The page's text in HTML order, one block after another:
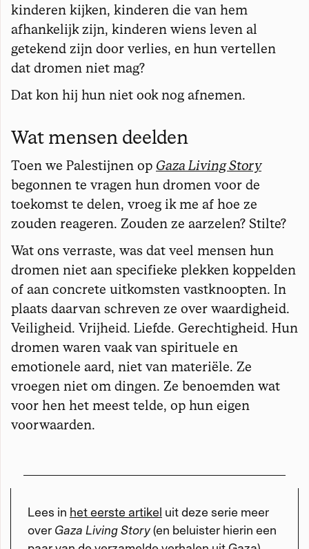
kinderen kijken, kinderen die van hem
afhankelijk zijn, kinderen wiens leven al
getekend zijn door verlies, en hun vertellen
dat dromen niet mag?
Dat kon hij hun niet ook nog afnemen.
Wat mensen deelden
Toen we Palestijnen op Gaza Living Story
begonnen te vragen hun dromen voor de
toekomst te delen, vroeg ik me af hoe ze
zouden reageren. Zouden ze aarzelen? Stilte?
Wat ons verraste, was dat veel mensen hun
dromen niet aan specifieke plekken koppelden
of aan concrete uitkomsten vastknoopten. In
plaats daarvan schreven ze over waardigheid.
Veiligheid. Vrijheid. Liefde. Gerechtigheid. Hun
dromen waren vaak van spirituele en
emotionele aard, niet van materiële. Ze
vroegen niet om dingen. Ze benoemden wat
voor hen het meest telde, op hun eigen
voorwaarden.
Lees in het eerste artikel uit deze serie meer
over Gaza Living Story(en beluister hierin een